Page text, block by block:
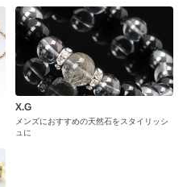
X.G
メンズにおすすめの天然石をスタイリッシ
ュに